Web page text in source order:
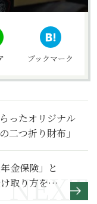
ブックマーク
ったオリジナル
二つ折り財布」
金保険」と
取り方を解